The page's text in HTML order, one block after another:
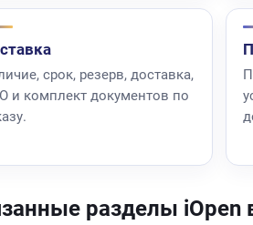
срок, резерв, доставка,
и комплект документов по
разделы iOpen